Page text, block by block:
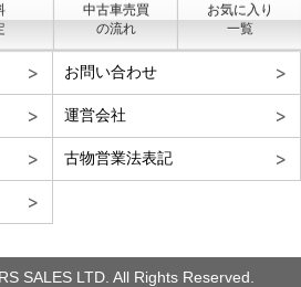
中古車売買
の流れ
お気に入り
一覧
お問い合わせ
運営会社
古物営業法表記
SALES LTD. All Rights Reserved.